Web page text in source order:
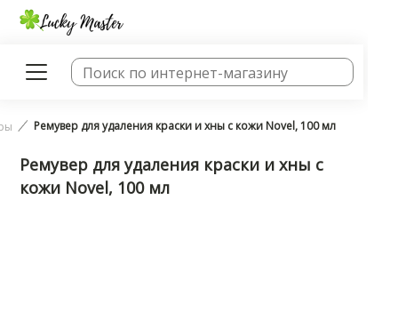
Ремувер для удаления краски и хны с кожи Novel, 100 мл
Ремувер для удаления краски и хны с
кожи Novel, 100 мл